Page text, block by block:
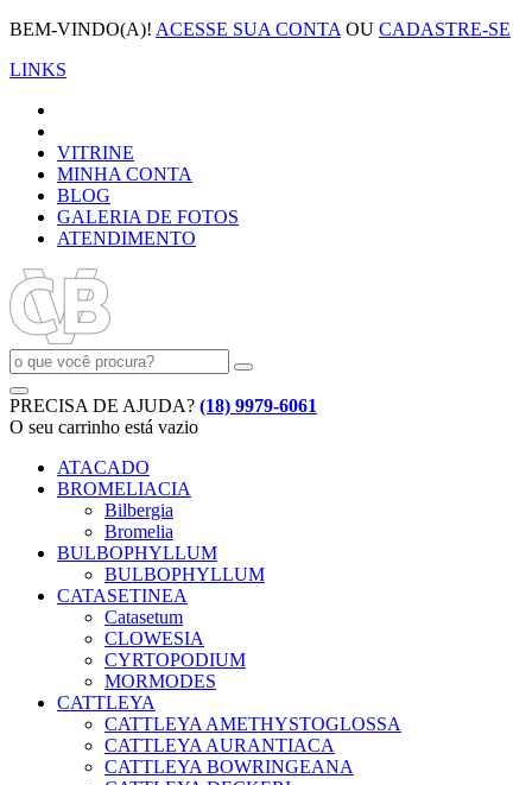
BEM-VINDO(A)! ACESSE SUA CONTA OU CADASTRE-SE
LINKS
VITRINE
MINHA CONTA
BLOG
GALERIA DE FOTOS
ATENDIMENTO
PRECISA DE AJUDA? (18) 9979-6061
O seu carrinho está vazio
ATACADO
BROMELIACIA
Bilbergia
Bromelia
BULBOPHYLLUM
BULBOPHYLLUM
CATASETINEA
Catasetum
CLOWESIA
CYRTOPODIUM
MORMODES
CATTLEYA
CATTLEYA AMETHYSTOGLOSSA
CATTLEYA AURANTIACA
CATTLEYA BOWRINGEANA